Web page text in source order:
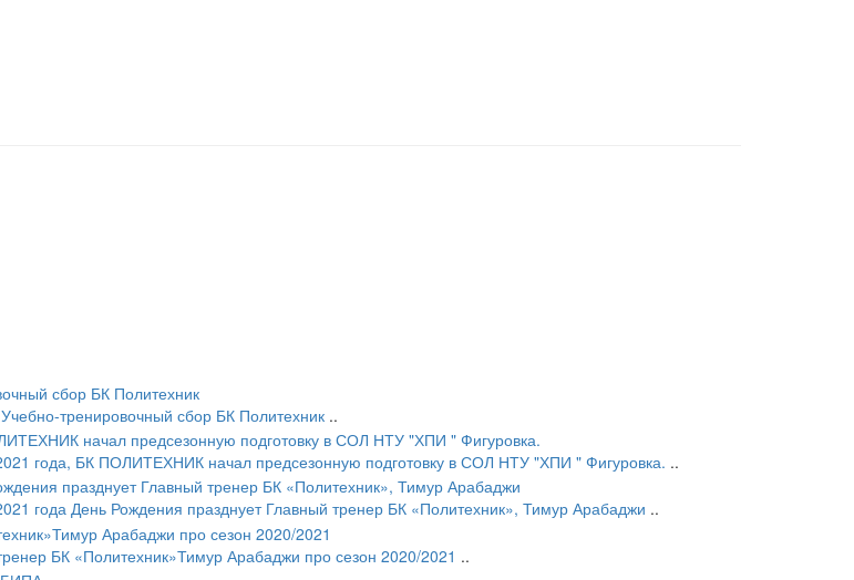
тренировочный сбор БК Политехник..
года, БК ПОЛИТЕХНИК начал предсезонную подготовку в СОЛ НТУ "ХПИ " Фигуровка. ..
года День Рождения празднует Главный тренер БК «Политехник», Тимур Арабаджи ..
БК «Политехник»Тимур Арабаджи про сезон 2020/2021 ..